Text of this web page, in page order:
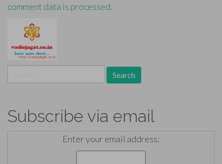
comment data is processed.
for:
Subscribe via email
Enter your email address: